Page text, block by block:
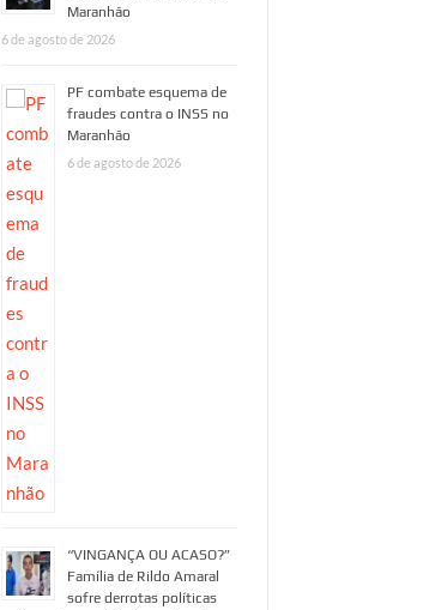
Maranhão
6 de agosto de 2026
PF combate esquema de
fraudes contra o INSS no
Maranhão
6 de agosto de 2026
“VINGANÇA OU ACASO?”
Família de Rildo Amaral
sofre derrotas políticas